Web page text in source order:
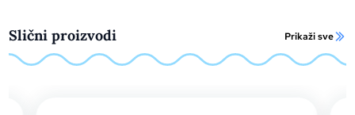
Slični proizvodi Prikaži sve